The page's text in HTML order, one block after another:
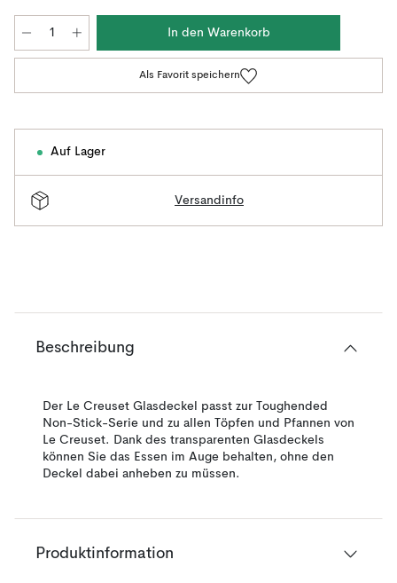
In den Warenkorb
Als Favorit speichern
Auf Lager
Versandinfo
Beschreibung
Der Le Creuset Glasdeckel passt zur Toughended
Non-Stick-Serie und zu allen Töpfen und Pfannen von
Le Creuset. Dank des transparenten Glasdeckels
können Sie das Essen im Auge behalten, ohne den
Deckel dabei anheben zu müssen.
Produktinformation